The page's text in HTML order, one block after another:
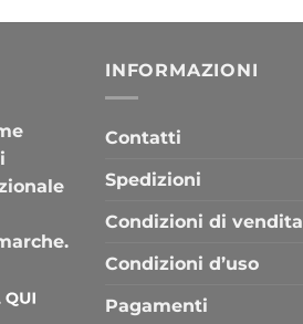
INFORMAZIONI
Contatti
Spedizioni
Condizioni di vendita
Condizioni d’uso
Pagamenti